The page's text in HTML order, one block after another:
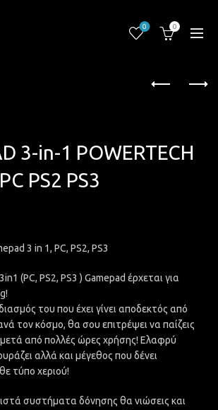
0 0
3-in-1 POWERTECH
PS2 PS3
3 in 1, PC, PS2, PS3
(PC, PS2, PS3 ) Gamepad έρχεται για
του που έχει γίνει αποδεκτός από
τον κόσμο, θα σου επιτρέψει να παίζεις
από πολλές ώρες χρήσης! Ελαφρύ
αλλά και μέγεθος που δένει
τύπο χεριού!
συστήματα δόνησης θα νιώσεις και